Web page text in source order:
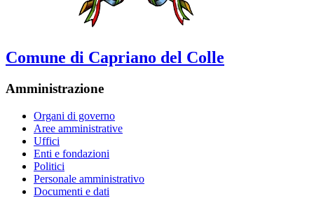
Comune di Capriano del Colle
Amministrazione
Organi di governo
Aree amministrative
Uffici
Enti e fondazioni
Politici
Personale amministrativo
Documenti e dati